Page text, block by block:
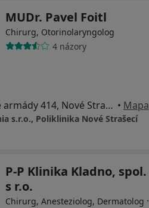
MUDr. Pavel Foitl
Chirurg, Otorinolaryngolog
4 názory
Československé armády 414, Nové Strašecí • Mapa
s.r.o., Poliklinika Nové Strašecí
P-P Klinika Kladno, spol.
s r.o.
Chirurg, Anesteziolog, Dermatolog ·